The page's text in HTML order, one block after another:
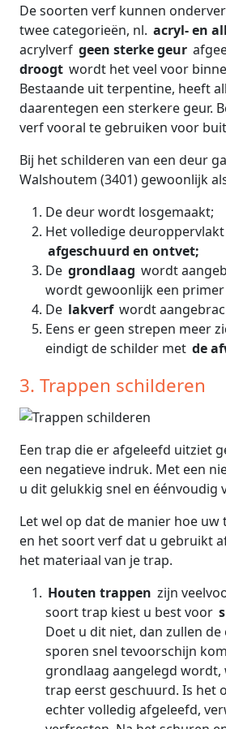
De soorten verf kunnen
twee categorieën, nl. acryl- en
acrylverf geen sterke geur
droogt wordt het veel voor
Bestaande uit terpentine, heeft
daarentegen een sterkere geur.
verf vooral te gebruiken voor
Bij het schilderen van een deur
Walshoutem (3401) gewoonlijk
De deur wordt losgemaakt;
Het volledige
afgeschuurd en ontvet;
De grondlaag wordt
wordt gewoonlijk een
De lakverf wordt
Eens er geen strepen meer
eindigt de schilder met de
3. Trappen schilderen
Een trap die er afgeleefd uitziet
een negatieve indruk. Met een
u dit gelukkig snel en éénvoudig
Let wel op dat de manier hoe
en het soort verf dat u gebruikt
het materiaal van je trap.
Houten trappen zijn
soort trap kiest u best voor
Doet u dit niet, dan zullen
sporen snel tevoorschijn
grondlaag aangelegd
trap eerst geschuurd. Is het
echter volledig afgeleefd,